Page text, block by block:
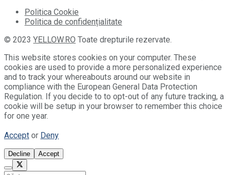
Politica Cookie
Politica de confidențialitate
© 2023 YELLOW.RO Toate drepturile rezervate.
This website stores cookies on your computer. These
cookies are used to provide a more personalized experience
and to track your whereabouts around our website in
compliance with the European General Data Protection
Regulation. If you decide to to opt-out of any future tracking, a
cookie will be setup in your browser to remember this choice
for one year.
Accept or Deny
Decline Accept